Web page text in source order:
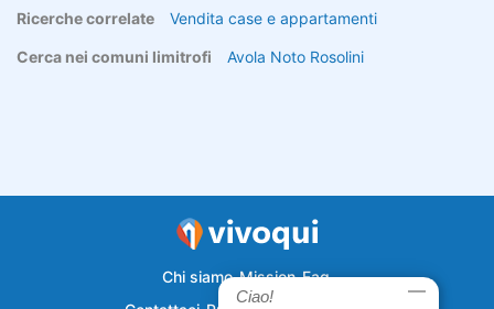
Ricerche correlate Vendita case e appartamenti
Cerca nei comuni limitrofi Avola Noto Rosolini
Chi siamo Mission Faq
Ciao!